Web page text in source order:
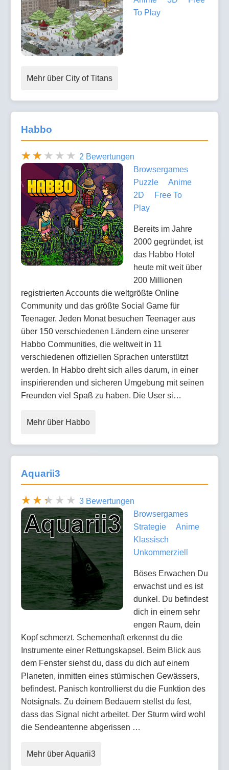
To Play
Mehr über City of Titans
Habbo
2 Bewertungen
Browsergames
Puzzle
Anime
2D
Free To
Play
Bereits im Jahre
2000 gegründet, ist
das Habbo Hotel
heute mit weit über
200 Millionen
registrierten Accounts die weltgrößte Online
Community und das größte Social Game für
Teenager. Jeden Monat besuchen Teenager aus
über 150 verschiedenen Ländern eine unserer
Habbo Communities, die weltweit in 11
verschiedenen offiziellen Sprachen unterstützt
werden. In Habbo dreht sich alles darum, in einer
inspirierenden und sicheren Umgebung mit seinen
Freunden viel Spaß zu haben. Die User si…
Mehr über Habbo
Aquarii3
3 Bewertungen
Browsergames
Strategie
Anime
Klassisch
Unkommerziell
Böses Erwachen Du
erwachst und es ist
dunkel. Du befindest
dich in einem sehr
engen Raum, dein
Kopf schmerzt. Schemenhaft erkennst du die
Instrumente einer Rettungskapsel. Beim Blick aus
dem Fenster siehst du, dass du dich auf einem
Planeten, inmitten eines stürmischen Gewässers,
befindest. Panisch kontrollierst du die Funktion des
Notsignals. Zu deinem Bedauern stellst du fest,
dass das Signal nicht arbeitet. Der Sturm wird wohl
die Sendeantenne abgerissen …
Mehr über Aquarii3